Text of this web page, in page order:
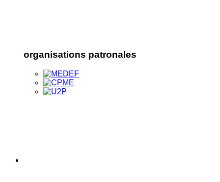
organisations patronales